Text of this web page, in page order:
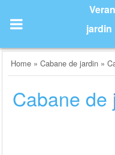
content
jardin
Home »Cabane de jardin »
Cabane de